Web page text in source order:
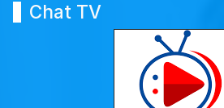
Chat TV